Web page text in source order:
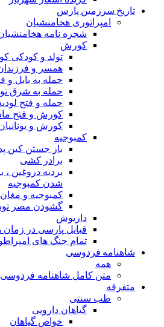
تاریخ سرزمین پارس
امپراتوری هخامنشیان
شجره نامه
کورش
تولد و کودکی
همسر و
حمله به بابل
حمله به شرق
حمله و فتح
کورش و فتح
کورش و
کمبوجیه
باز جستن کین
برادر کشی
بردیه دروغین
شدن کمبوجیه
کمبوجیه و مغان
گشودن مصر
داریوش
قبایل پارسی در زمان
تمام جنگ های
شاهنامه فردوسی
همه
متن کامل شاهنامه فردوسی
متفرقه
طب سنتی
گیاهان دارویی
خواص گیاهان